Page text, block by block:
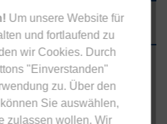
Um unsere Website für
und fortlaufend zu
wir Cookies. Durch
"Einverstanden"
zu. Über den
Sie auswählen,
zulassen wollen. Wir